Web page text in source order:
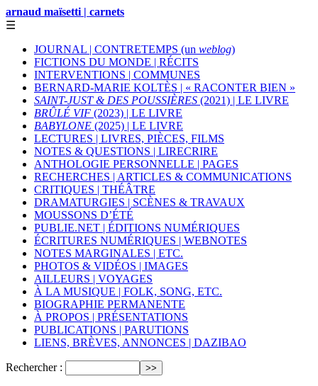
arnaud maïsetti | carnets
☰
JOURNAL | CONTRETEMPS (un weblog)
FICTIONS DU MONDE | RÉCITS
INTERVENTIONS | COMMUNES
BERNARD-MARIE KOLTÈS | « RACONTER BIEN »
SAINT-JUST & DES POUSSIÈRES (2021) | LE LIVRE
BRÛLÉ VIF (2023) | LE LIVRE
BABYLONE (2025) | LE LIVRE
LECTURES | LIVRES, PIÈCES, FILMS
NOTES & QUESTIONS | LIRECRIRE
ANTHOLOGIE PERSONNELLE | PAGES
RECHERCHES | ARTICLES & COMMUNICATIONS
CRITIQUES | THÉÂTRE
DRAMATURGIES | SCÈNES & TRAVAUX
MOUSSONS D’ÉTÉ
PUBLIE.NET | ÉDITIONS NUMÉRIQUES
ÉCRITURES NUMÉRIQUES | WEBNOTES
NOTES MARGINALES | ETC.
PHOTOS & VIDÉOS | IMAGES
AILLEURS | VOYAGES
À LA MUSIQUE | FOLK, SONG, ETC.
BIOGRAPHIE PERMANENTE
À PROPOS | PRÉSENTATIONS
PUBLICATIONS | PARUTIONS
LIENS, BRÈVES, ANNONCES | DAZIBAO
Rechercher :